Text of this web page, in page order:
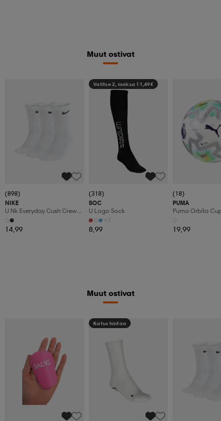
Muut ostivat
(898)
NIKE
U Nk Everyday Cush Crew
3pr
14,99
Valitse 2, maksa 11,49€
(318)
SOC
U Logo Sock
+1
8,99
(18)
PUMA
Puma Orbita
19,99
Muut ostivat
Katso hintaa